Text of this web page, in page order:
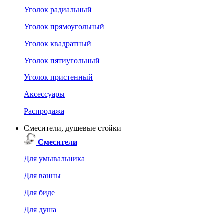
Уголок радиальный
Уголок прямоугольный
Уголок квадратный
Уголок пятиугольный
Уголок пристенный
Аксессуары
Распродажа
Смесители, душевые стойки
Смесители
Для умывальника
Для ванны
Для биде
Для душа